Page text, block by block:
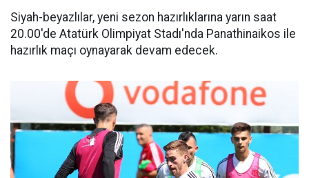
Siyah-beyazlılar, yeni sezon hazırlıklarına yarın saat
20.00'de Atatürk Olimpiyat Stadı'nda Panathinaikos ile
hazırlık maçı oynayarak devam edecek.